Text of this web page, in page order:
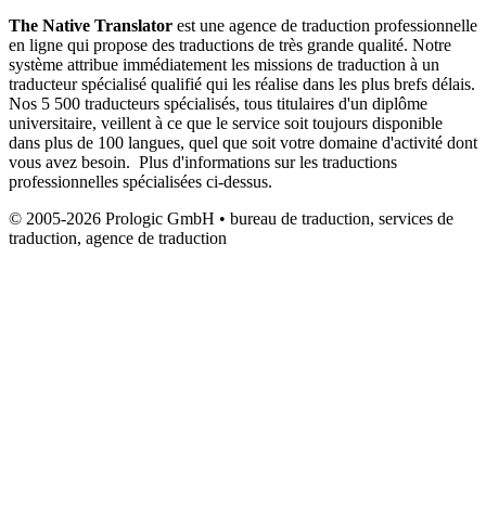
The Native Translator est une agence de traduction professionnelle
en ligne qui propose des traductions de très grande qualité. Notre
système attribue immédiatement les missions de traduction à un
traducteur spécialisé qualifié qui les réalise dans les plus brefs délais.
Nos 5 500 traducteurs spécialisés, tous titulaires d'un diplôme
universitaire, veillent à ce que le service soit toujours disponible
dans plus de 100 langues, quel que soit votre domaine d'activité dont
vous avez besoin. Plus d'informations sur les traductions
professionnelles spécialisées ci-dessus.
© 2005-2026 Prologic GmbH • bureau de traduction, services de
traduction, agence de traduction